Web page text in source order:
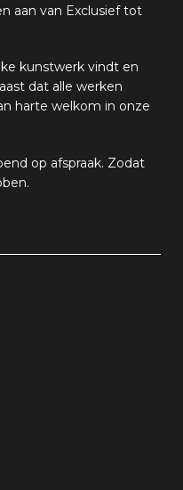
aan van Exclusief tot
e kunstwerk vindt en
dat alle werken
harte welkom in onze
op afspraak. Zodat